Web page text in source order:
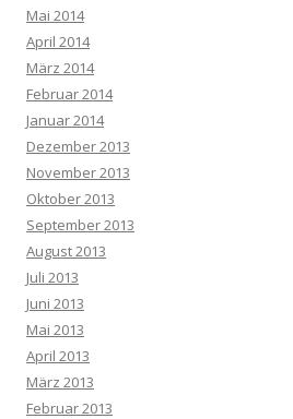
Mai 2014
April 2014
März 2014
Februar 2014
Januar 2014
Dezember 2013
November 2013
Oktober 2013
September 2013
August 2013
Juli 2013
Juni 2013
Mai 2013
April 2013
März 2013
Februar 2013